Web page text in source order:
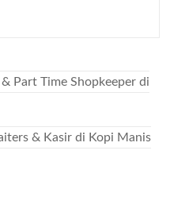
Part Time Shopkeeper di
& Kasir di Kopi Manis